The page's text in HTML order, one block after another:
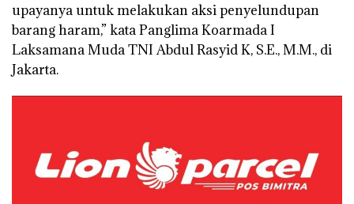
upayanya untuk melakukan aksi penyelundupan
barang haram,” kata Panglima Koarmada I
Laksamana Muda TNI Abdul Rasyid K, S.E., M.M., di
Jakarta.